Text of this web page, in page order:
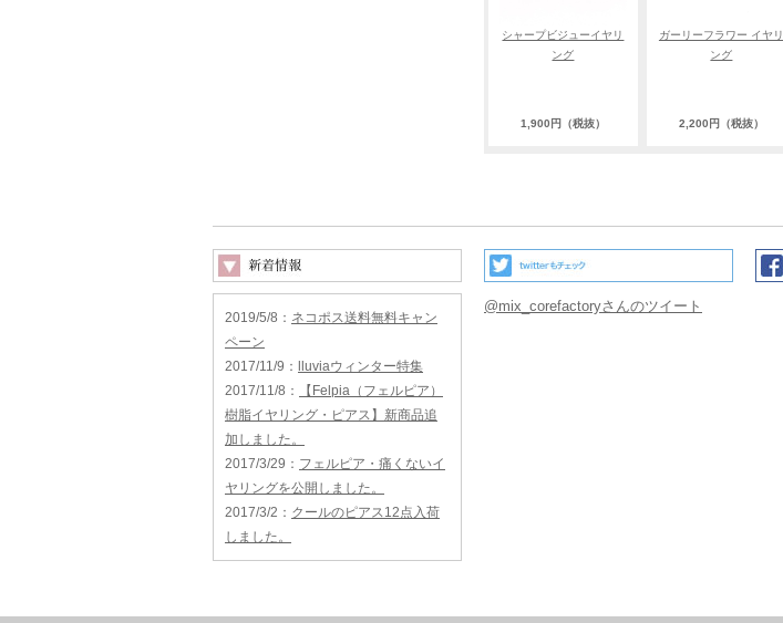
シャープビジューイヤリ
ング
1,900円（税抜）
ガーリーフラワー イヤリ
ング
2,200円（税抜）
2019/5/8 ： ネコポス送料無料キャン
ペーン
2017/11/9 ：
lluviaウィンター特集
2017/11/8 ：
【Felpia（フェルピア）
樹脂イヤリング・ピアス】新商品追
加しました。
2017/3/29 ： フェルピア・痛くないイ
ヤリングを公開しました。
2017/3/2 ： クールのピアス12点入荷
しました。
@mix_corefactoryさんのツイート